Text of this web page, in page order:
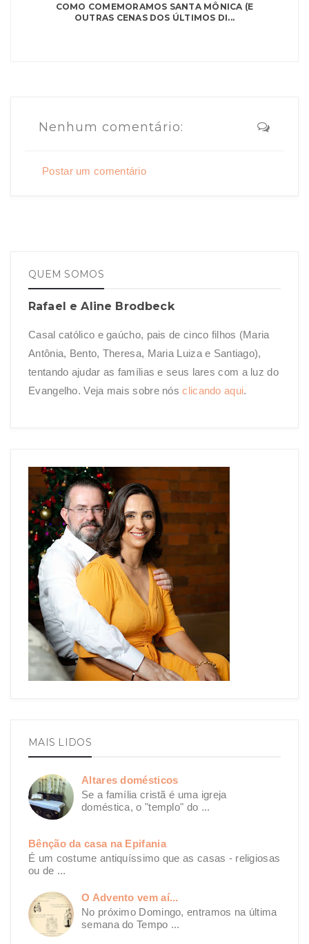
COMO COMEMORAMOS SANTA MÔNICA (E
OUTRAS CENAS DOS ÚLTIMOS DI...
Nenhum comentário:
Postar um comentário
QUEM SOMOS
Rafael e Aline Brodbeck
Casal católico e gaúcho, pais de cinco filhos (Maria
Antônia, Bento, Theresa, Maria Luiza e Santiago),
tentando ajudar as famílias e seus lares com a luz do
Evangelho. Veja mais sobre nósclicando aqui.
MAIS LIDOS
Altares domésticos
Se a família cristã é uma igreja
doméstica, o "templo" do ...
Bênção da casa na Epifania
É um costume antiquíssimo que as casas - religiosas
ou de ...
O Advento vem aí...
No próximo Domingo, entramos na última
semana do Tempo ...